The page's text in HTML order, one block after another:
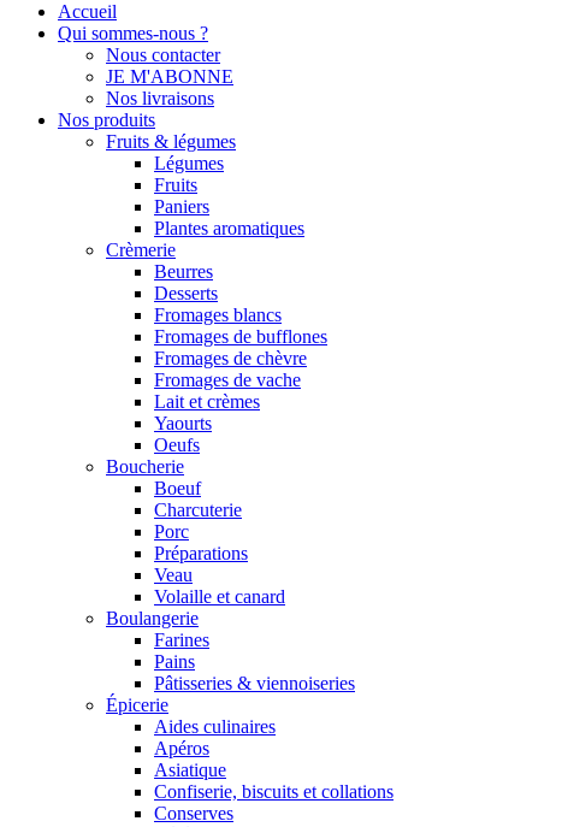
Accueil
Qui sommes-nous ?
Nous contacter
JE M'ABONNE
Nos livraisons
Nos produits
Fruits & légumes
Légumes
Fruits
Paniers
Plantes aromatiques
Crèmerie
Beurres
Desserts
Fromages blancs
Fromages de bufflones
Fromages de chèvre
Fromages de vache
Lait et crèmes
Yaourts
Oeufs
Boucherie
Boeuf
Charcuterie
Porc
Préparations
Veau
Volaille et canard
Boulangerie
Farines
Pains
Pâtisseries & viennoiseries
Épicerie
Aides culinaires
Apéros
Asiatique
Confiserie, biscuits et collations
Conserves